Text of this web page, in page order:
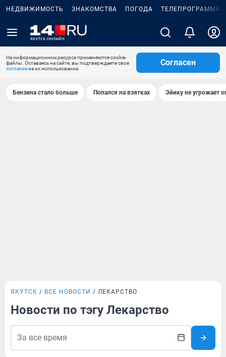
НЕДВИЖИМОСТЬ ЗНАКОМСТВА ПОГОДА ТЕЛЕПРОГРАММА
На информационном ресурсе применяются cookie-
файлы. Оставаясь на сайте, вы подтверждаете свое
согласиена их использование.
Согласен
Бензина стало больше Попался на взятках Эйику не угрожает
ЯКУТСК ВСЕ НОВОСТИ ЛЕКАРСТВО
Новости по тэгу Лекарство